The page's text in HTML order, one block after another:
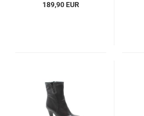
189,90 EUR